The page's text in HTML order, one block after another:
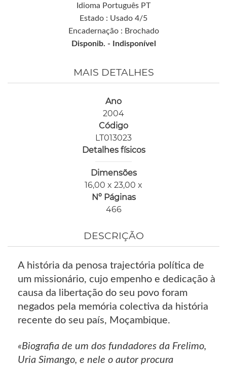
Idioma Português PT
Estado : Usado 4/5
Encadernação : Brochado
Disponib. -
Indisponível
MAIS DETALHES
Ano
2004
Código
LT013023
Detalhes físicos
Dimensões
16,00 x 23,00 x
Nº Páginas
466
DESCRIÇÃO
A história da penosa trajectória política de
um missionário, cujo empenho e dedicação à
causa da libertação do seu povo foram
negados pela memória colectiva da história
recente do seu país, Moçambique.
«Biografia de um dos fundadores da Frelimo,
Uria Simango, e nele o autor procura